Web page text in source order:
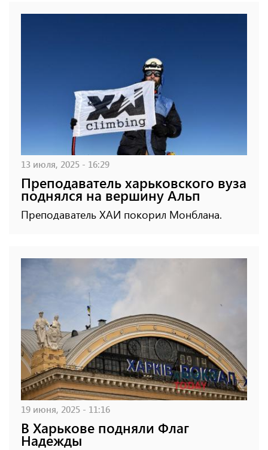
13 июля, 2025 - 16:29
Преподаватель харьковского вуза
поднялся на вершину Альп
Преподаватель ХАИ покорил Монблана.
19 июня, 2025 - 11:16
В Харькове подняли Флаг
Надежды